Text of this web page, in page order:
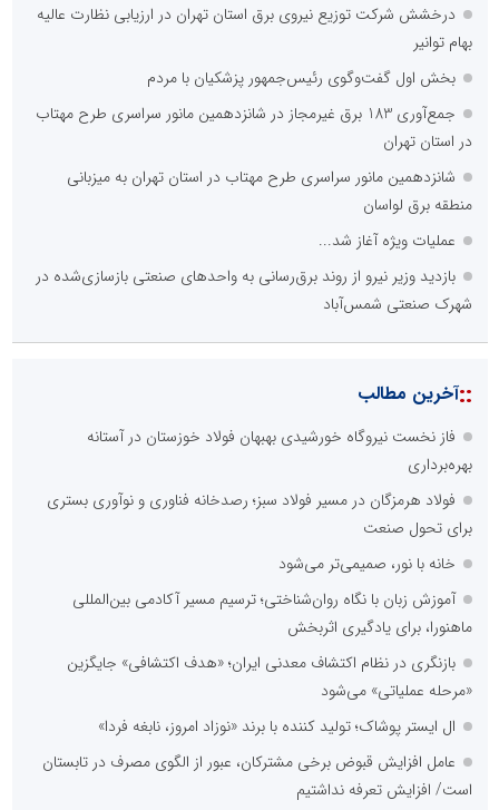
درخشش شرکت توزیع نیروی برق استان تهران در ارزیابی نظارت عالیه
بهام توانیر
بخش اول گفت‌وگوی رئیس‌جمهور پزشکیان با مردم
جمع‌آوری 183 برق غیرمجاز در شانزدهمین مانور سراسری طرح مهتاب
در استان تهران
شانزدهمین مانور سراسری طرح مهتاب در استان تهران به میزبانی
منطقه برق لواسان
عملیات ویژه آغاز شد...
بازدید وزیر نیرو از روند برق‌رسانی به واحدهای صنعتی بازسازی‌شده در
شهرک صنعتی شمس‌آباد
::آخرین مطالب
فاز نخست نیروگاه خورشیدی بهبهان فولاد خوزستان در آستانه
بهره‌برداری
فولاد هرمزگان در مسیر فولاد سبز؛ رصدخانه فناوری و نوآوری بستری
برای تحول صنعت
خانه با نور، صمیمی‌تر می‌شود
آموزش زبان با نگاه روان‌شناختی؛ ترسیم مسیر آکادمی بین‌المللی
ماهنورا، برای یادگیری اثربخش
بازنگری در نظام اکتشاف معدنی ایران؛ «هدف اکتشافی» جایگزین
«مرحله عملیاتی» می‌شود
ال ایستر پوشاک؛ تولید کننده با برند «نوزاد امروز، نابغه فردا»
عامل افزایش قبوض برخی مشترکان، عبور از الگوی مصرف در تابستان
است/ افزایش تعرفه نداشتیم